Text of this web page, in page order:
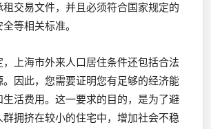
交易文件，并且必须符合国家规定的
等相关标准。
，上海市外来人口居住条件还包括合法
因此，您需要证明您有足够的经济能
生活费用。这一要求的目的，是为了避
群拥挤在较小的住宅中，增加社会不稳